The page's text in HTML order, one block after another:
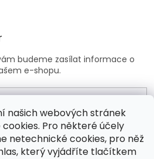
našich webových stránek
Pro některé účely
netechnické cookies, pro něž
který vyjádříte tlačítkem
budeme zasílat informace o
e-shopu.
sobchodními podmínkami .